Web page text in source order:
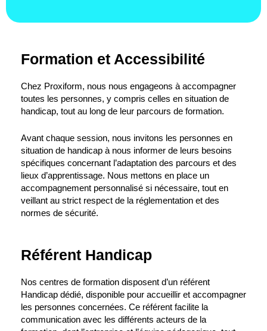
Formation et Accessibilité
Chez Proxiform, nous nous engageons à accompagner
toutes les personnes, y compris celles en situation de
handicap, tout au long de leur parcours de formation.
Avant chaque session, nous invitons les personnes en
situation de handicap à nous informer de leurs besoins
spécifiques concernant l’adaptation des parcours et des
lieux d’apprentissage. Nous mettons en place un
accompagnement personnalisé si nécessaire, tout en
veillant au strict respect de la réglementation et des
normes de sécurité.
Référent Handicap
Nos centres de formation disposent d’un référent
Handicap dédié, disponible pour accueillir et accompagner
les personnes concernées. Ce référent facilite la
communication avec les différents acteurs de la